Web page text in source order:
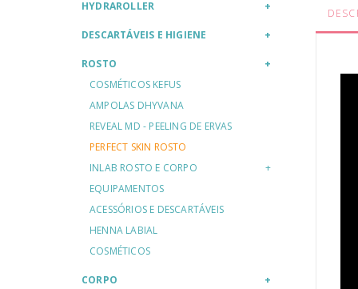
HYDRAROLLER
DESCARTÁVEIS E HIGIENE
ROSTO
COSMÉTICOS KEFUS
AMPOLAS DHYVANA
REVEAL MD - PEELING DE ERVAS
PERFECT SKIN ROSTO
INLAB ROSTO E CORPO
EQUIPAMENTOS
ACESSÓRIOS E DESCARTÁVEIS
HENNA LABIAL
COSMÉTICOS
CORPO